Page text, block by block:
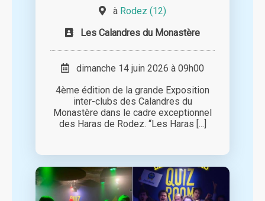
à Rodez (12)
Les Calandres du Monastère
dimanche 14 juin 2026 à 09h00
4ème édition de la grande Exposition
inter-clubs des Calandres du
Monastère dans le cadre exceptionnel
des Haras de Rodez. “Les Haras [...]